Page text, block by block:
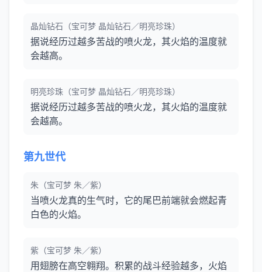
晶灿钻石（宝可梦 晶灿钻石／明亮珍珠）
据说经历过越多苦战的喷火龙，其火焰的温度就
会越高。
明亮珍珠（宝可梦 晶灿钻石／明亮珍珠）
据说经历过越多苦战的喷火龙，其火焰的温度就
会越高。
第九世代
朱（宝可梦 朱／紫）
当喷火龙真的生气时，它的尾巴前端就会燃起青
白色的火焰。
紫（宝可梦 朱／紫）
用翅膀在高空翱翔。积累的战斗经验越多，火焰